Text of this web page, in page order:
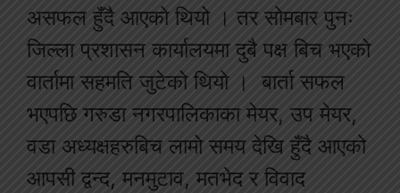
असफल हुँदै आएको थियो । तर सोमबार पुनः
जिल्ला प्रशासन कार्यालयमा दुबै पक्ष बिच भएको
वार्तामा सहमति जुटेको थियो । बार्ता सफल
भएपछि गरुडा नगरपालिकाका मेयर, उप मेयर,
वडा अध्यक्षहरुबिच लामो समय देखि हुँदै आएको
आपसी द्वन्द, मनमुटाव, मतभेद र विवाद